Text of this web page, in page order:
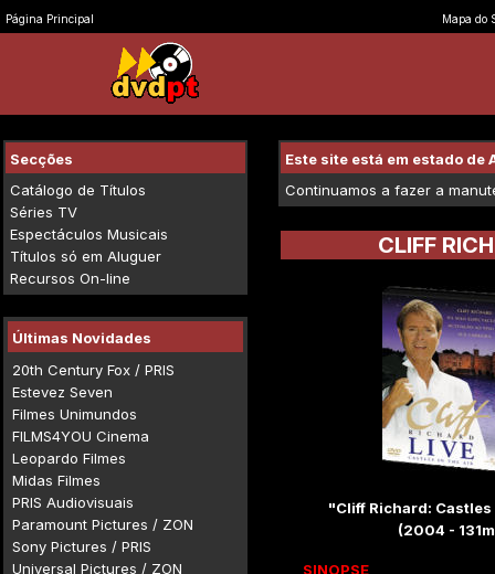
Página Principal Mapa do
Secções
Catálogo de Títulos
Séries TV
Espectáculos Musicais
Títulos só em Aluguer
Recursos On-line
Últimas Novidades
20th Century Fox / PRIS
Estevez Seven
Filmes Unimundos
FILMS4YOU Cinema
Leopardo Filmes
Midas Filmes
PRIS Audiovisuais
Paramount Pictures / ZON
Sony Pictures / PRIS
Universal Pictures / ZON
Este site está em estado de
Continuamos a fazer a
CLIFF
"Cliff Richard:
(2004 -
SINOPSE